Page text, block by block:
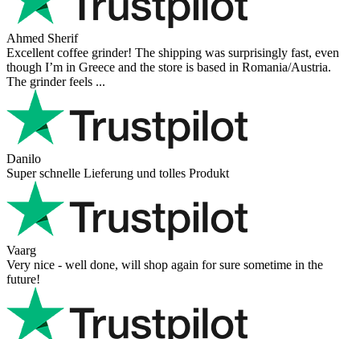
Ahmed Sherif
Excellent coffee grinder! The shipping was surprisingly fast, even
though I’m in Greece and the store is based in Romania/Austria.
The grinder feels ...
Danilo
Super schnelle Lieferung und tolles Produkt
Vaarg
Very nice - well done, will shop again for sure sometime in the
future!